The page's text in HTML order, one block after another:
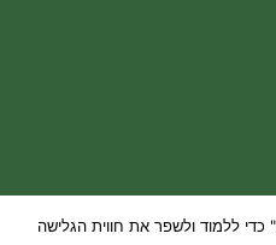
לגבי הסימון התזונתי ו/או לגבי סימונם
כדי ללמוד ולשפר את חווית הגלישה